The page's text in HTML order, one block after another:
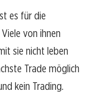
es für die
von ihnen
sie nicht leben
Trade möglich
kein Trading.